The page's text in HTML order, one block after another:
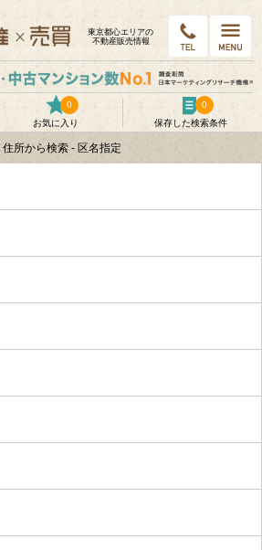
東京都⼼エリアの
不動産販売情報
お気に入り
0
保存した検索条件
0
住所から検索 - 区名指定